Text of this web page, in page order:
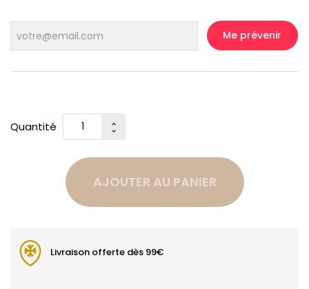
Me prévenir
Quantité
AJOUTER AU PANIER
Livraison offerte dès 99€